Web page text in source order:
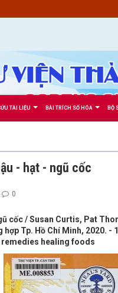
TÀI LIỆU BÀI TRÍCH SỐ HÓA BỘ
- hạt - ngũ cốc
0
cốc / Susan Curtis, Pat
hợp Tp. Hồ Chí Minh, 2020.
remedies healing foods